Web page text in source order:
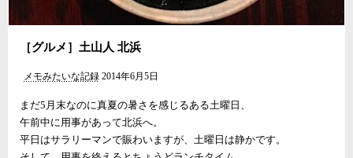
［グルメ］土山人 北浜
メモみたいな記録 2014年6月5日
まだ5月末なのに真夏の暑さを感じるある土曜日、
午前中に用事があって北浜へ。
平日はサラリーマンで賑わいますが、土曜日は静かです。